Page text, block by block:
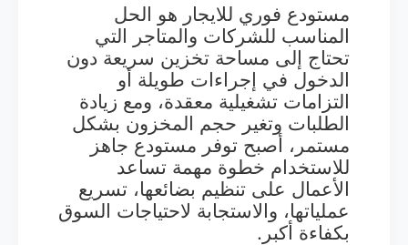
مستودع فوري للايجار هو الحل
المناسب للشركات والمتاجر التي
تحتاج إلى مساحة تخزين سريعة دون
الدخول في إجراءات طويلة أو
التزامات تشغيلية معقدة، ومع زيادة
الطلبات وتغير حجم المخزون بشكل
مستمر، أصبح توفر مستودع جاهز
للاستخدام خطوة مهمة تساعد
الأعمال على تنظيم بضائعها، تسريع
عملياتها، والاستجابة لاحتياجات السوق
بكفاءة أكبر.